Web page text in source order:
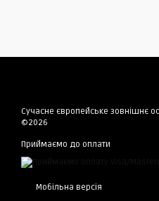
Сучасне європейське зовнішнє
©2026
Приймаємо до оплати
Мобільна версія